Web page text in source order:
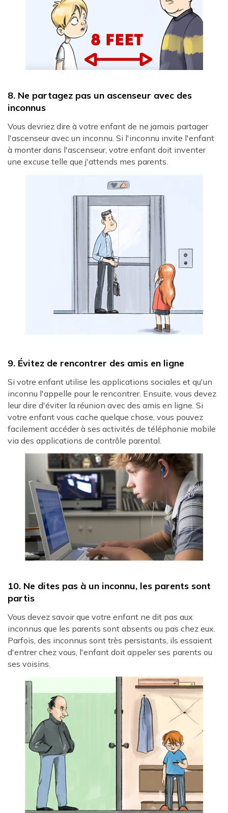
8. Ne partagez pas un ascenseur avec des
inconnus
Vous devriez dire à votre enfant de ne jamais partager
l'ascenseur avec un inconnu. Si l'inconnu invite l'enfant
à monter dans l'ascenseur, votre enfant doit inventer
une excuse telle que j'attends mes parents.
9. Évitez de rencontrer des amis en ligne
Si votre enfant utilise les applications sociales et qu'un
inconnu l'appelle pour le rencontrer. Ensuite, vous devez
leur dire d'éviter la réunion avec des amis en ligne. Si
votre enfant vous cache quelque chose, vous pouvez
facilement accéder à ses activités de téléphonie mobile
via des applications de contrôle parental.
10. Ne dites pas à un inconnu, les parents sont
partis
Vous devez savoir que votre enfant ne dit pas aux
inconnus que les parents sont absents ou pas chez eux.
Parfois, des inconnus sont très persistants, ils essaient
d'entrer chez vous, l'enfant doit appeler ses parents ou
ses voisins.